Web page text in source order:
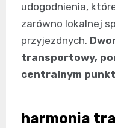
udogodnienia,
zarówno lokalnej
przyjezdnych.
transportowy,
centralnym
harmonia